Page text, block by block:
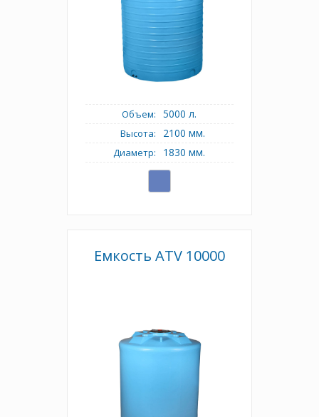
Объем: 5000 л.
Высота: 2100 мм.
Диаметр: 1830 мм.
Емкость АТV 10000